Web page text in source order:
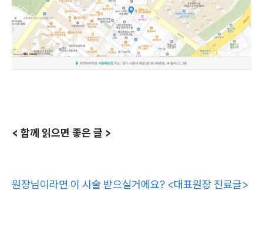
< 함께 읽으면 좋은 글 >
원장님이라면 이 시술 받으실거에요? <대표원장 진료글>